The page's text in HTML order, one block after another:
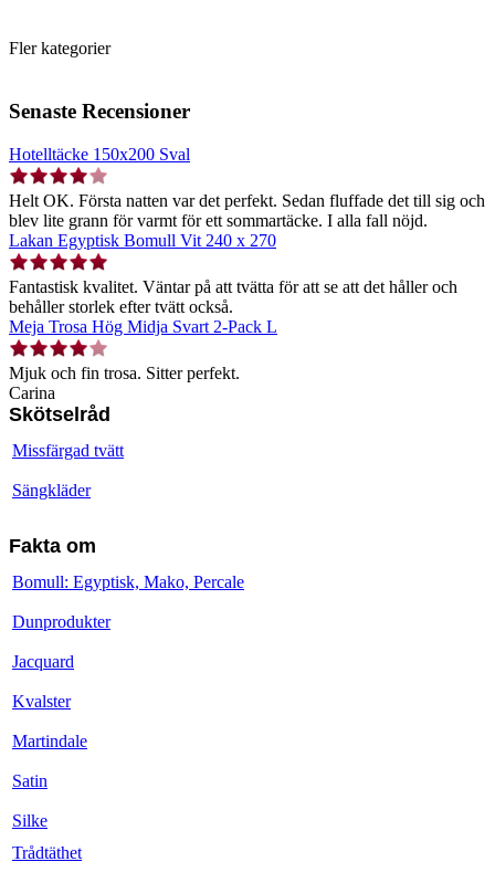
Fler kategorier
Senaste Recensioner
Hotelltäcke 150x200 Sval
Helt OK. Första natten var det perfekt. Sedan fluffade det till sig och
blev lite grann för varmt för ett sommartäcke. I alla fall nöjd.
Lakan Egyptisk Bomull Vit 240 x 270
Fantastisk kvalitet. Väntar på att tvätta för att se att det håller och
behåller storlek efter tvätt också.
Meja Trosa Hög Midja Svart 2-Pack L
Mjuk och fin trosa. Sitter perfekt.
Carina
Skötselråd
Missfärgad tvätt
Sängkläder
Fakta om
Bomull: Egyptisk, Mako, Percale
Dunprodukter
Jacquard
Kvalster
Martindale
Satin
Silke
Trådtäthet